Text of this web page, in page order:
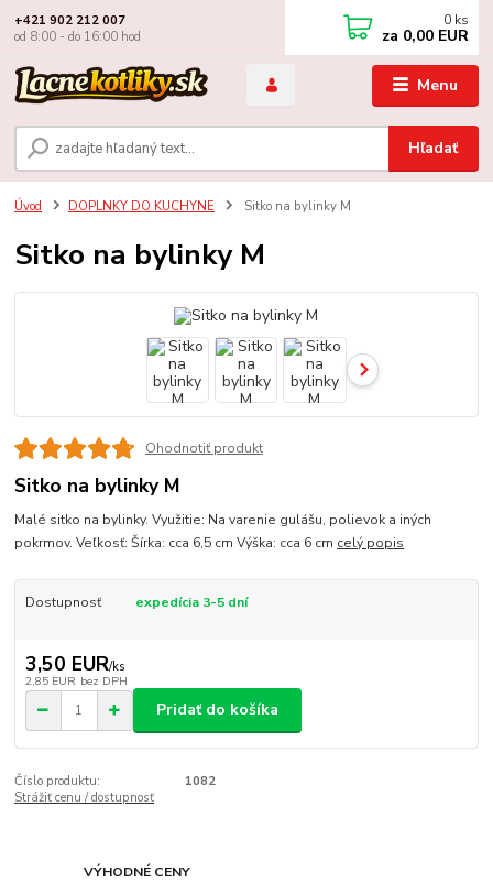
Menu
Hľadať
+421 902 212 007
od 8:00 - do 16:00 hod
0 ks
za 0,00 EUR
Úvod DOPLNKY DO KUCHYNE Sitko na bylinky M
Sitko na bylinky M
Ohodnotiť produkt
Sitko na bylinky M
Malé sitko na bylinky. Využitie: Na varenie gulášu, polievok a iných
pokrmov. Veľkosť: Šírka: cca 6,5 cm Výška: cca 6 cm celý popis
Dostupnosť expedícia 3-5 dní
3,50 EUR/ks
2,85 EUR bez DPH
Pridať do košíka
Číslo produktu:
1082
Strážiť cenu / dostupnosť
VÝHODNÉ CENY